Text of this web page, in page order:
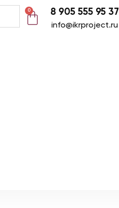
0 8 905 555 95 37
info@ikrproject.ru